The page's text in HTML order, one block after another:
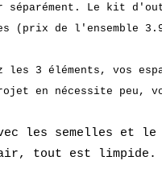
séparément. Le kit
(prix de l'ensemble
les 3 éléments, vos
en nécessite peu,
les semelles et le
tout est limpide.